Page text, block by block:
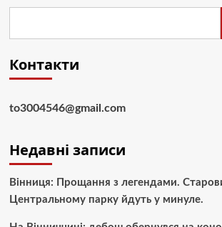
Контакти
to3004546@gmail.com
Недавні записи
Вінниця: Прощання з легендами.
Центральному парку йдуть у минуле.